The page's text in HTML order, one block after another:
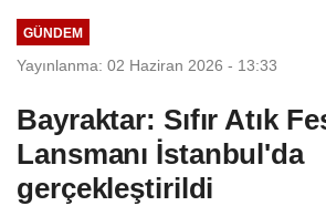
GÜNDEM
Yayınlanma: 02 Haziran 2026 - 13:33
Bayraktar: Sıfır Atık
Lansmanı İstanbul'da
gerçekleştirildi